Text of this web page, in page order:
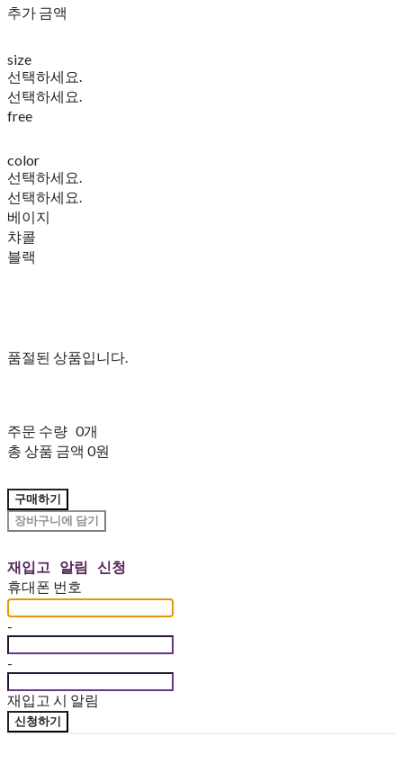
추가 금액
size
선택하세요.
선택하세요.
free
color
선택하세요.
선택하세요.
베이지
챠콜
블랙
품절된 상품입니다.
주문 수량 0개
총 상품 금액 0원
구매하기
장바구니에 담기
재입고 알림 신청
휴대폰 번호
-
-
재입고 시 알림
신청하기